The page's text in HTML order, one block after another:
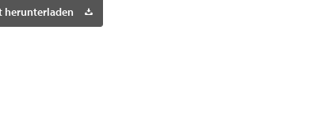
herunterladen